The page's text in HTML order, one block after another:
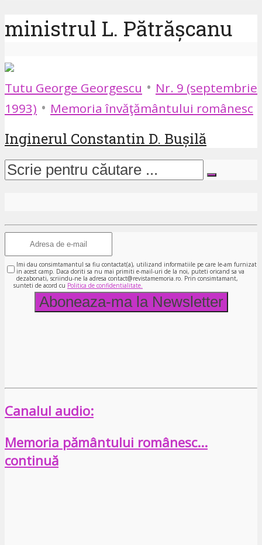
ministrul L. Pătrășcanu
Tutu George Georgescu • Nr. 9 (septembrie
1993) • Memoria învăţământului românesc
Inginerul Constantin D. Bușilă
Imi dau consimtamantul sa fiu contactat(a), utilizand informatiile pe care le-am furnizat
in acest camp. Daca doriti sa nu mai primiti e-mail-uri de la noi, puteti oricand sa va
dezabonati, scriindu-ne la adresa contact@revistamemoria.ro. Prin consimtamant,
sunteti de acord cu Politica de confidentialitate.
Canalul audio:
Memoria pământului românesc…
continuă